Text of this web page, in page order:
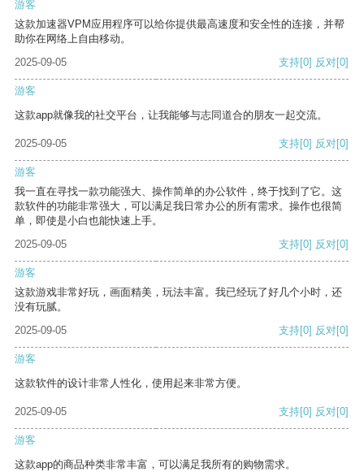
游客
这款加速器VPM应用程序可以给你提供最高速度和安全性的连接，并帮
助你在网络上自由移动。
2025-09-05
支持[0] 反对[0]
游客
这款app就像我的社交平台，让我能够与志同道合的朋友一起交流。
2025-09-05 支持[0] 反对[0]
游客
我一直在寻找一款功能强大、操作简单的办公软件，终于找到了它。这
款软件的功能非常强大，可以满足我日常办公的所有需求。操作也很简
单，即使是小白也能快速上手。
2025-09-05
支持[0] 反对[0]
游客
这款游戏非常好玩，画面精美，玩法丰富。我已经玩了好几个小时，还
没有玩腻。
2025-09-05
支持[0] 反对[0]
游客
这款软件的设计非常人性化，使用起来非常方便。
2025-09-05 支持[0] 反对[0]
游客
这款app的商品种类非常丰富，可以满足我所有的购物需求。